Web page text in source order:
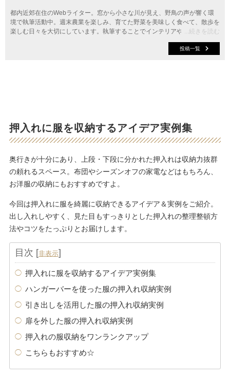
...続きを読む
都内近郊在住のWebライター。窓から小さな川が見え、野鳥の声が響く環
境で執筆活動中。週末農業を楽しみ、育てた野菜を美味しく食べて、散歩を
楽しむ日々を大切にしています。執筆することでインテリアやファッショ
ン、料理など、新しい情報やアイデアを知り、お伝えできることに幸せを感
投稿一覧
押入れに服を収納するアイデア実例集
奥行きが十分にあり、上段・下段に分かれた押入れは収納力抜群
の頼れるスペース。布団やシーズンオフの家電などはもちろん、
お洋服の収納にもおすすめですよ。
今回は押入れに服を綺麗に収納できるアイデア＆実例をご紹介。
出し入れしやすく、見た目もすっきりとした押入れの整理整頓方
法やコツをたっぷりとお届けします。
目次 [非表示]
押入れに服を収納するアイデア実例集
ハンガーバーを使った服の押入れ収納実例
引き出しを活用した服の押入れ収納実例
扉を外した服の押入れ収納実例
押入れの服収納をワンランクアップ
こちらもおすすめ☆